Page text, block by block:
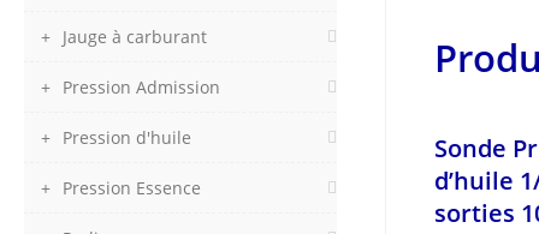
Sonde
d’huile
sorties
Jauge à carburant
Pression Admission
Pression d'huile
Pression Essence